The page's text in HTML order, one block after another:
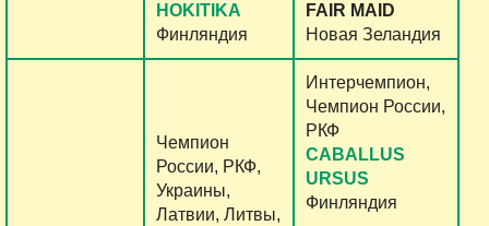
HOKITIKA
Финляндия
FAIR MAID
Новая Зеландия
Чемпион
России, РКФ,
Украины,
Латвии, Литвы,
Интерчемпион,
Чемпион России,
РКФ
CABALLUS
URSUS
Финляндия